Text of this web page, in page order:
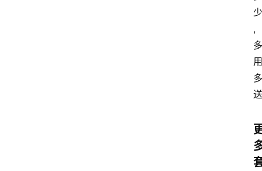
少
,
多
用
多
送